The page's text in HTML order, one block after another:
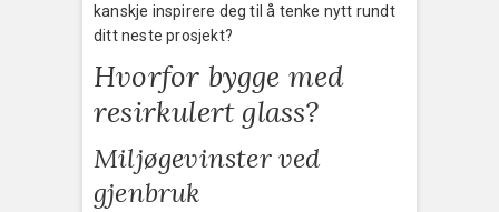
kanskje inspirere deg til å tenke nytt rundt
ditt neste prosjekt?
Hvorfor bygge med
resirkulert glass?
Miljøgevinster ved
gjenbruk